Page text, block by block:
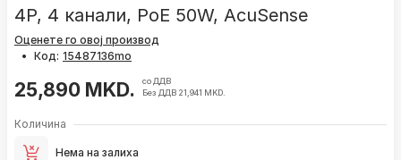
4P, 4 канали, PoE 50W, AcuSense
Оценете го овој производ
• Код:
25,890 MKD.
со ДДВ
Без ДДВ 21,941 MKD.
Количина
Нема на залиха